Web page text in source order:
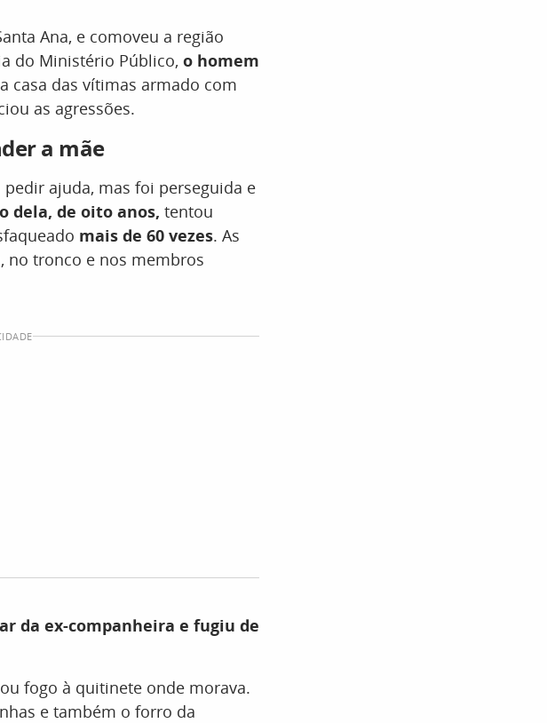
Ana, e comoveu a região
do Ministério Público, o homem
casa das vítimas armado com
as agressões.
a mãe
ajuda, mas foi perseguida e
dela, de oito anos, tentou
mais de 60 vezes. As
, no tronco e nos membros
da ex-companheira e fugiu de
fogo à quitinete onde morava.
e também o forro da